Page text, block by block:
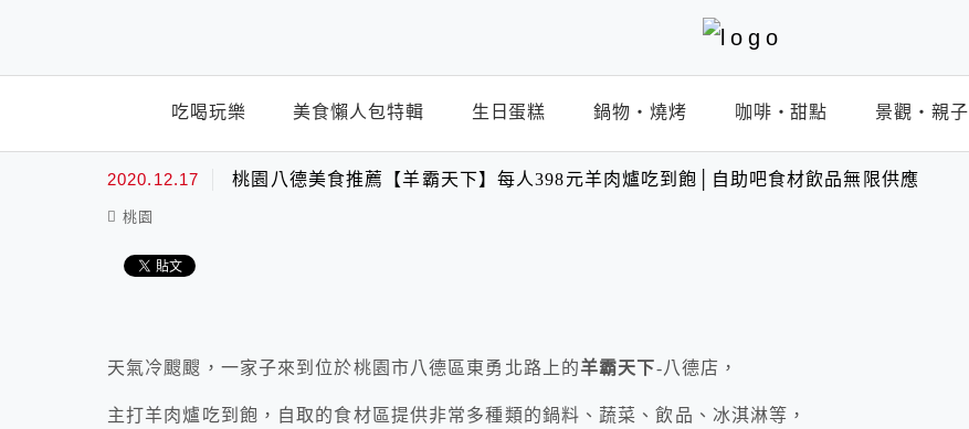
吃喝玩樂 美食懶人包特輯 生日蛋糕 鍋物‧燒烤 咖啡‧甜點 景觀‧親子
2020.12.17 桃園八德美食推薦【羊霸天下】每人398元羊肉爐吃到飽│自助吧食材飲品無限供應
桃園
天氣冷颼颼，一家子來到位於桃園市八德區東勇北路上的羊霸天下-八德店，
主打羊肉爐吃到飽，自取的食材區提供非常多種類的鍋料、蔬菜、飲品、冰淇淋等，